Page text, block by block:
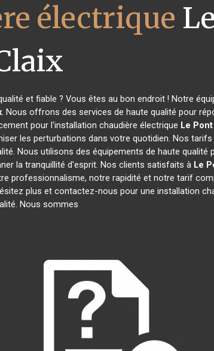
électrique
et fiable ? Vous êtes au bon endroit ! Notre
. Nous offrons des services de haute qualité pour
pour l'installation chaudière électrique Le
les perturbations dans votre quotidien. Nos
Nous utilisons des équipements de haute qualité
la tranquillité d'esprit. Nos clients satisfaits à Le
professionnalisme, notre rapidité et notre tarif
plus et contactez-nous pour une installation
Nous sommes